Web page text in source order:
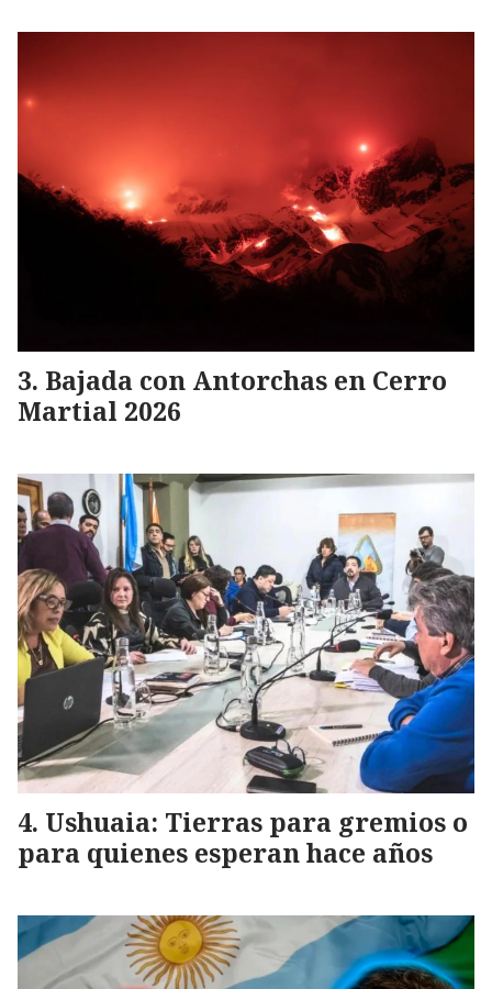
Bajada con Antorchas en Cerro
Martial 2026
Ushuaia: Tierras para gremios o
para quienes esperan hace años